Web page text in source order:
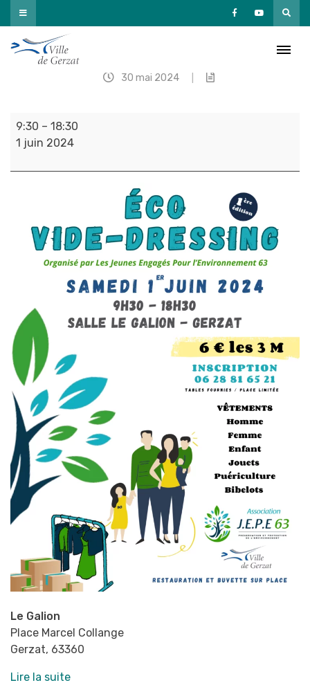
Passer
au
contenu
Éco vide-dressing
30 mai 2024
Éco
vide-
dressing
9:30 – 18:30
1 juin 2024
Le Galion
Place Marcel Collange
Gerzat, 63360
Lire la suite